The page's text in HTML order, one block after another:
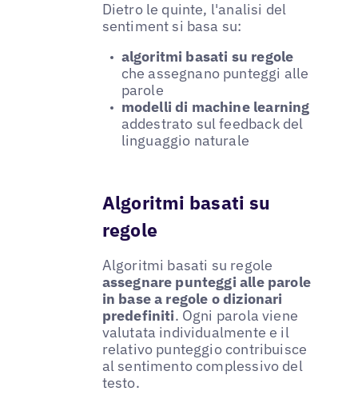
Dietro le quinte, l'analisi del
sentiment si basa su:
algoritmi basati su regole
che assegnano punteggi alle
parole
modelli di machine learning
addestrato sul feedback del
linguaggio naturale
Algoritmi basati su
regole
Algoritmi basati su regole
assegnare punteggi alle parole
in base a regole o dizionari
predefiniti. Ogni parola viene
valutata individualmente e il
relativo punteggio contribuisce
al sentimento complessivo del
testo.